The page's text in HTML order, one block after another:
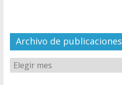
el
Archivo de publicaciones